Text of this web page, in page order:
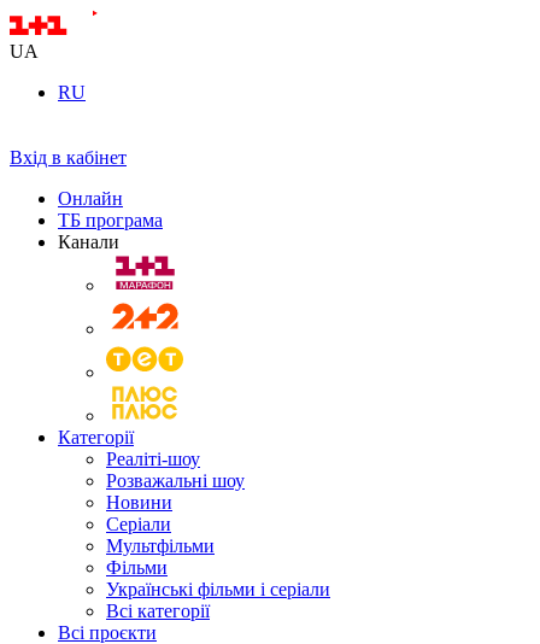
UA
RU
Вхід в кабінет
Онлайн
ТБ програма
Канали
Категорії
Реаліті-шоу
Розважальні шоу
Новини
Серіали
Мультфільми
Фільми
Українські фільми і серіали
Всі категорії
Всі проєкти